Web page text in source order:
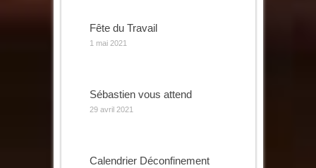
Fête du Travail
1 mai 2021
Sébastien vous attend
29 avril 2021
Calendrier Déconfinement